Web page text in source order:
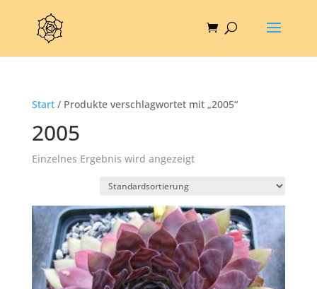
Start/ Produkte verschlagwortet mit „2005“
2005
Einzelnes Ergebnis wird angezeigt